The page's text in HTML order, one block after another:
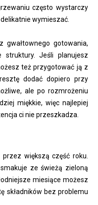
często wystarczy
wymieszać.
gwałtownego gotowania,
struktury. Jeśli planujesz
też przygotować ją z
dodać dopiero przy
ale po rozmrożeniu
miękkie, więc najlepiej
ci nie przeszkadza.
większą część roku.
ze świeżą zieloną
miesiące możesz
składników bez problemu